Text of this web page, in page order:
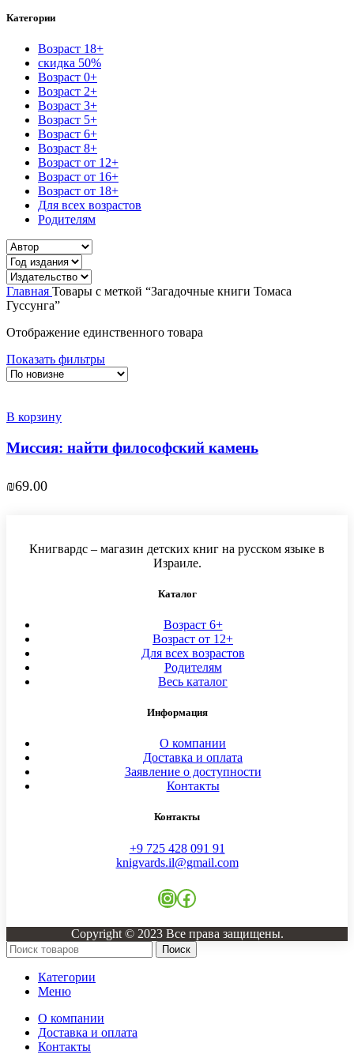
Категории
Возраст 18+
скидка 50%
Возраст 0+
Возраст 2+
Возраст 3+
Возраст 5+
Возраст 6+
Возраст 8+
Возраст от 12+
Возраст от 16+
Возраст от 18+
Для всех возрастов
Родителям
Главная Товары с меткой “Загадочные книги Томаса
Гуссунга”
Отображение единственного товара
Показать фильтры
В корзину
Миссия: найти философский камень
₪69.00
Книгвардс – магазин детских книг на русском языке в
Израиле.
Каталог
Возраст 6+
Возраст от 12+
Для всех возрастов
Родителям
Весь каталог
Информация
О компании
Доставка и оплата
Заявление о доступности
Контакты
Контакты
+9 725 428 091 91
knigvards.il@gmail.com
Instagram
Facebook
Copyright © 2023 Все права защищены.
Поиск
Категории
Меню
О компании
Доставка и оплата
Контакты